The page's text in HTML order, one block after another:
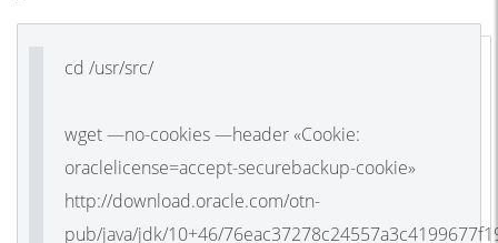
cd /usr/src/
wget —no-cookies —header «Cookie:
oraclelicense=accept-securebackup-cookie»
http://download.oracle.com/otn-
pub/java/jdk/10+46/